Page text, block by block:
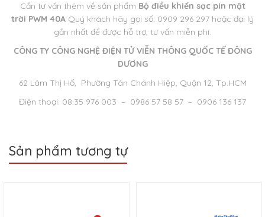
Cần tư vấn thêm về sản phẩm Bộ điều khiển sạc pin mặt
trời PWM 40A Quý khách hãy gọi số: 0909 296 297 hoặc đại lý
gần nhất để được hỗ trợ, tư vấn miễn phí.
CÔNG TY CÔNG NGHỆ ĐIỆN TỬ VIỄN THÔNG QUỐC TẾ ĐÔNG
DƯƠNG
62 Lâm Thị Hố, Phường Tân Chánh Hiệp, Quận 12, Tp.HCM
Điện thoại: 08.35 976 003 – 0986 57 58 57 – 0906 136 137
Sản phẩm tương tự